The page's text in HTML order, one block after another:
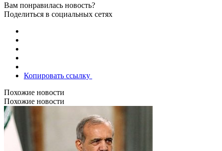
Вам понравилась новость?
Поделиться в социальных сетях
Копировать ссылку
Похожие новости
Похожие новости